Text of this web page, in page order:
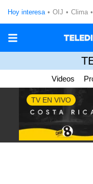
Hoy interesa OIJ Clima
Videos
TV EN VIVO